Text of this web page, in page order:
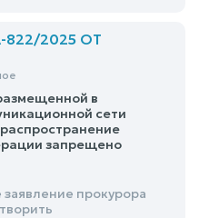
2025 ОТ
в
сети
запрещено
прокурора